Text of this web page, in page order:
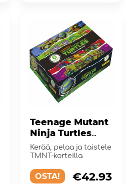
Teenage Mutant
Ninja Turtles
Trading Card
Game Booster
Kerää, pelaa ja taistele
TMNT-korteilla
OSTA! €42.93